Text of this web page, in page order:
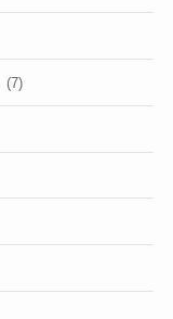
(7)